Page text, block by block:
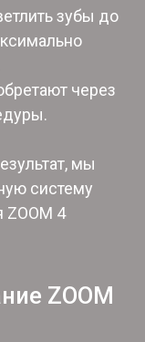
зубы до
через
мы
систему
4
ZOOM